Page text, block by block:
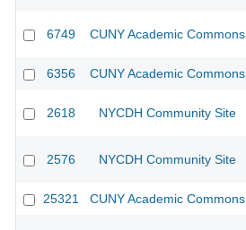
6749 CUNY Academic Commons
6356 CUNY Academic Commons
2618 NYCDH Community Site
2576 NYCDH Community Site
25321 CUNY Academic Commons